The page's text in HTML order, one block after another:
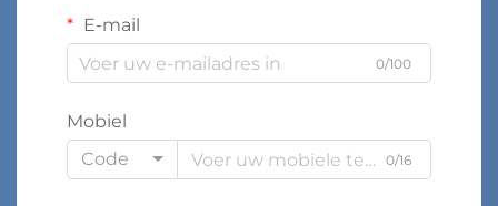
E-mail
0/100
Mobiel
Code
0/16